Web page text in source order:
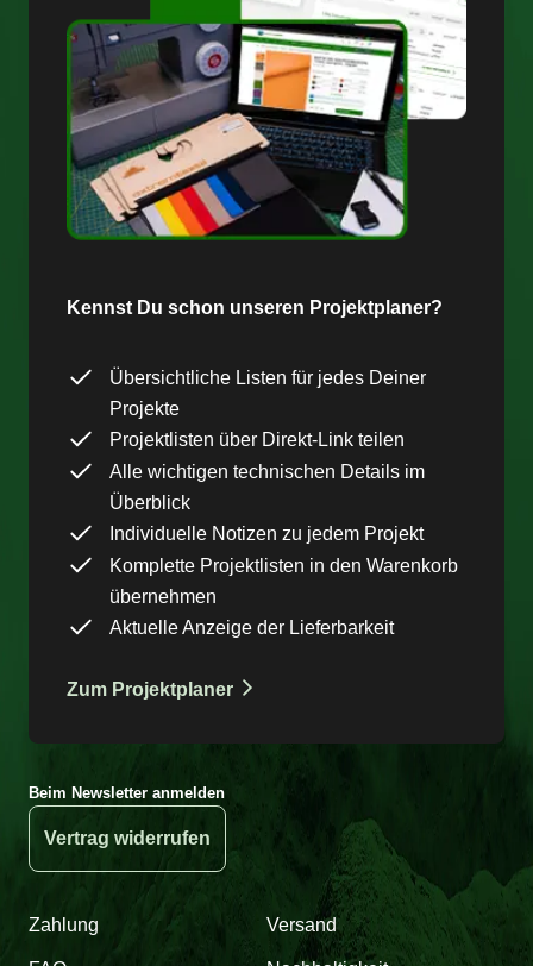
Kennst Du schon unseren Projektplaner?
Übersichtliche Listen für jedes Deiner
Projekte
Projektlisten über Direkt-Link teilen
Alle wichtigen technischen Details im
Überblick
Individuelle Notizen zu jedem Projekt
Komplette Projektlisten in den Warenkorb
übernehmen
Aktuelle Anzeige der Lieferbarkeit
Zum Projektplaner
Beim Newsletter anmelden
Vertrag widerrufen
Zahlung Versand